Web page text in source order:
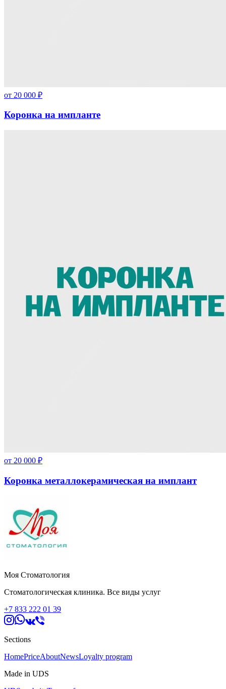
от 20 000 ₽
Коронка на импланте
от 20 000 ₽
Коронка металлокерамическая на имплант
Моя Стоматология
Стоматологическая клиника. Все виды услуг
+7 833 222 01 39
Sections
HomePriceAboutNewsLoyalty program
Made in UDS